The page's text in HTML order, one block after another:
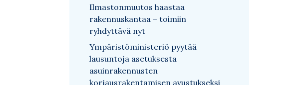
Ilmastonmuutos haastaa
rakennuskantaa – toimiin
ryhdyttävä nyt
Ympäristöministeriö pyytää
lausuntoja asetuksesta
asuinrakennusten
korjausrakentamisen avustukseksi